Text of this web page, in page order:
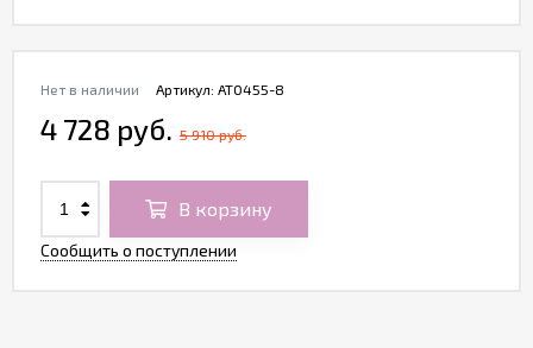
Артикул: AT0455-8
Нет в наличии
4 728 руб. 5 910 руб.
В корзину
Сообщить о поступлении